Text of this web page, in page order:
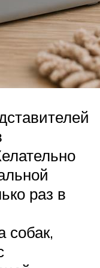
раз в
собак,